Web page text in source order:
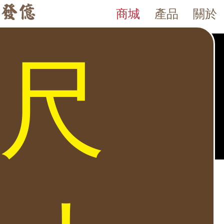
發億金庫｜台灣 40 年保險箱專賣店・防火防盜金庫・床頭櫃保
發億金庫（仁浦科技）自 1984 年創立，為台灣擁有 40 多年經
關於
產品
商城
PB20 Tank PB-20 智慧型保險箱
Tank PB-20 智慧型保險箱 高23 寬23 深30c 12kg 可隱蔽於家中 也可